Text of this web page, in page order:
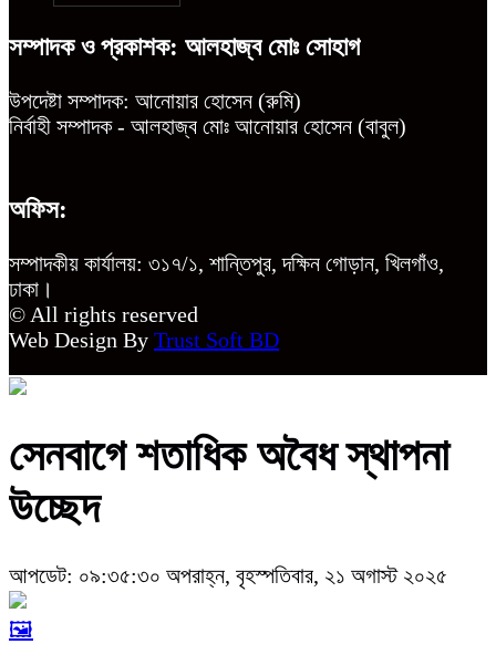
সম্পাদক ও প্রকাশক: আলহাজ্ব মোঃ সোহাগ
উপদেষ্টা সম্পাদক: আনোয়ার হোসেন (রুমি)
নির্বাহী সম্পাদক - আলহাজ্ব মোঃ আনোয়ার হোসেন (বাবুল)
অফিস:
সম্পাদকীয় কার্যালয়: ৩১৭/১, শান্তিপুর, দক্ষিন গোড়ান, খিলগাঁও,
ঢাকা।
© All rights reserved
Web Design By Trust Soft BD
সেনবাগে শতাধিক অবৈধ স্থাপনা
উচ্ছেদ
আপডেট: ০৯:৩৫:৩০ অপরাহ্ন, বৃহস্পতিবার, ২১ অগাস্ট ২০২৫
🖼️